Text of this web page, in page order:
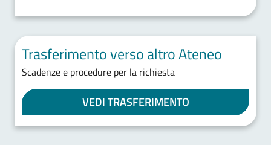
Trasferimento verso altro Ateneo
Scadenze e procedure per la richiesta
VEDI TRASFERIMENTO